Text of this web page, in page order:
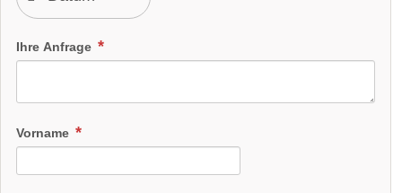
Ihre Anfrage
Vorname